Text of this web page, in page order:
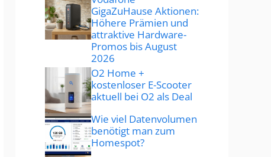
GigaZuHause Aktionen:
Höhere Prämien und
attraktive Hardware-
Promos bis August
2026
O2 Home +
kostenloser E-Scooter
aktuell bei O2 als Deal
Wie viel Datenvolumen
benötigt man zum
Homespot?